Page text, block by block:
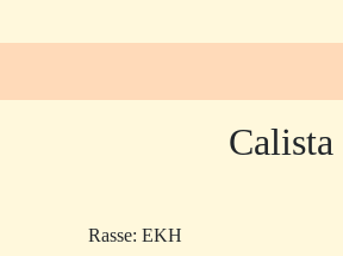
Calista
Rasse: EKH